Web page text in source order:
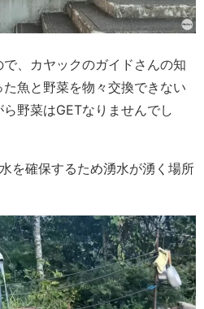
、カヤックのガイドさんの知
魚と野菜を物々交換できない
野菜はGETなりませんでし
を確保するため湧水が湧く場所